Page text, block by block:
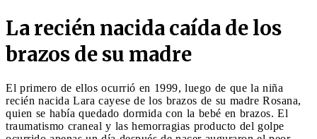
La recién nacida caída de los
brazos de su madre
El primero de ellos ocurrió en 1999, luego de que la niña
recién nacida Lara cayese de los brazos de su madre Rosana,
quien se había quedado dormida con la bebé en brazos. El
traumatismo craneal y las hemorragias producto del golpe